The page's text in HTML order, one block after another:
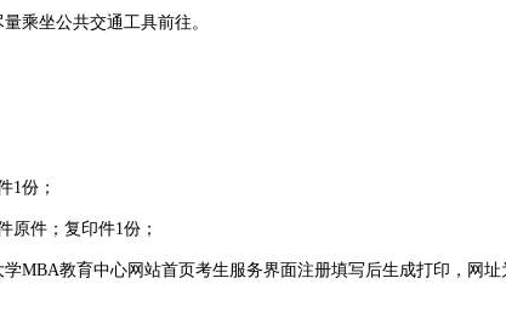
乘坐公共交通工具前往。
1份；
原件；复印件1份；
学MBA教育中心网站首页考生服务界面注册填写后生成打印，网